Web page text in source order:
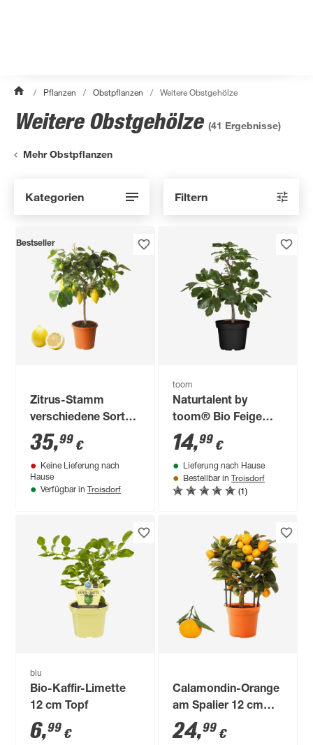
/ Pflanzen / Obstpflanzen / Weitere Obstgehölze
Weitere Obstgehölze (41 Ergebnisse)
Mehr Obstpflanzen
Kategorien Filtern
Bestseller
Zitrus-Stamm
verschiedene Sorten
21 cm Topf
35,99 €
Keine Lieferung nach
Hause
Verfügbar in Troisdorf
toom
Naturtalent by
toom® Bio Feige
'Perretta®' 19 cm
Topf
14,99 €
Lieferung nach Hause
Bestellbar in Troisdorf
(1)
blu
Bio-Kaffir-Limette
12 cm Topf
6,99 €
Calamondin-Orange
am Spalier 12 cm
Topf
24,99 €